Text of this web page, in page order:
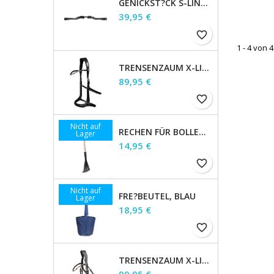
GENICKST?CK S-LINE GAP, BRAUN, WB
Preis
39,95 €
favorite_border
TRENSENZAUM X-LINE GEBISSLOS SENSATION, SCHWARZ, VB
Preis
89,95 €
favorite_border
Nicht auf
Lager RECHEN FÜR BOLLENSAMMLER
Preis
14,95 €
favorite_border
Nicht auf
Lager FRE?BEUTEL, BLAU
Preis
18,95 €
favorite_border
TRENSENZAUM X-LINE GOLDHEART, SCHWED.KOMB., BRAUN, WB
1 - 4 von